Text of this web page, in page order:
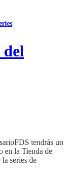
del
tendrás un
en la Tienda de
series de